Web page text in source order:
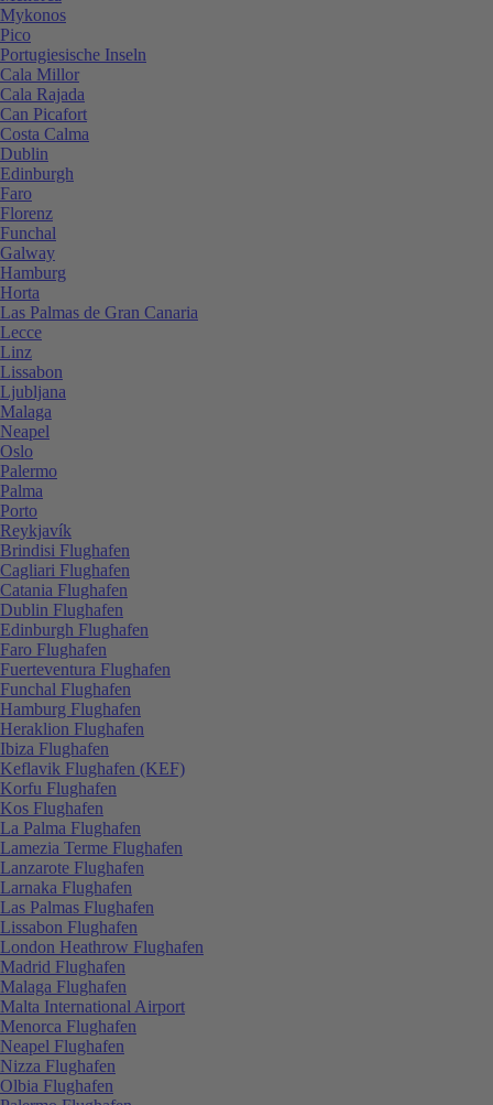
Mykonos
Pico
Portugiesische Inseln
Cala Millor
Cala Rajada
Can Picafort
Costa Calma
Dublin
Edinburgh
Faro
Florenz
Funchal
Galway
Hamburg
Horta
Las Palmas de Gran Canaria
Lecce
Linz
Lissabon
Ljubljana
Malaga
Neapel
Oslo
Palermo
Palma
Porto
Reykjavík
Brindisi Flughafen
Cagliari Flughafen
Catania Flughafen
Dublin Flughafen
Edinburgh Flughafen
Faro Flughafen
Fuerteventura Flughafen
Funchal Flughafen
Hamburg Flughafen
Heraklion Flughafen
Ibiza Flughafen
Keflavik Flughafen (KEF)
Korfu Flughafen
Kos Flughafen
La Palma Flughafen
Lamezia Terme Flughafen
Lanzarote Flughafen
Larnaka Flughafen
Las Palmas Flughafen
Lissabon Flughafen
London Heathrow Flughafen
Madrid Flughafen
Malaga Flughafen
Malta International Airport
Menorca Flughafen
Neapel Flughafen
Nizza Flughafen
Olbia Flughafen